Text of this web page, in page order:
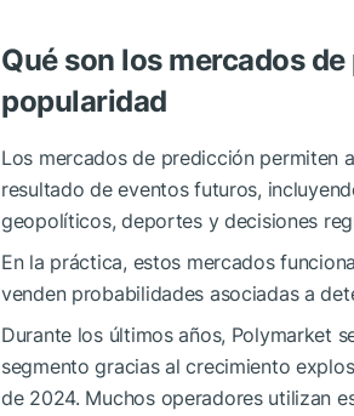
Qué son los mercados
popularidad
Los mercados de predicción permiten
resultado de eventos futuros,
geopolíticos, deportes y decisiones
En la práctica, estos mercados
venden probabilidades asociadas a
Durante los últimos años, Polymarket
segmento gracias al crecimiento
de 2024. Muchos operadores utilizan